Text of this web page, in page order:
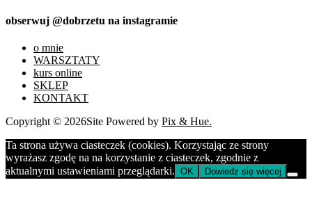
obserwuj @dobrzetu na instagramie
o mnie
WARSZTATY
kurs online
SKLEP
KONTAKT
Copyright © 2026Site Powered by Pix & Hue.
Ta strona używa ciasteczek (cookies). Korzystając ze strony
wyrażasz zgodę na na korzystanie z ciasteczek, zgodnie z
aktualnymi ustawieniami przeglądarki. OK Dowiedz się więcej